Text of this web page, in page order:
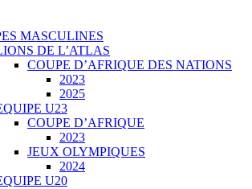
MASCULINES
DE L’ATLAS
COUPE D’AFRIQUE DES NATIONS
2023
2025
U23
COUPE D’AFRIQUE
2023
JEUX OLYMPIQUES
2024
U20